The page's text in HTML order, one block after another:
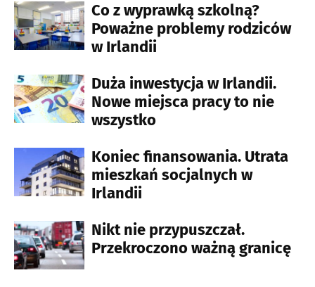
Co z wyprawką szkolną?
Poważne problemy rodziców
w Irlandii
Duża inwestycja w Irlandii.
Nowe miejsca pracy to nie
wszystko
Koniec finansowania. Utrata
mieszkań socjalnych w
Irlandii
Nikt nie przypuszczał.
Przekroczono ważną granicę